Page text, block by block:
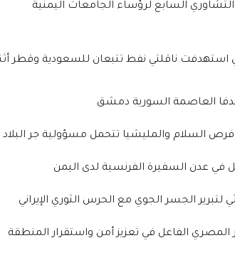
التشاوري السابع لرؤساء الجامعات اليمنية
التي استهدفت ناقلتي نفط تتبعان للسعودية وقطر
العاصمة السورية دمشق
السلام والمليشيا تتحمل مسؤولية جر البلاد
في عدن السفيرة الفرنسية لدى اليمن
لتبرير الجسر الجوي مع الحرس الثوري الإيراني
الفاعل في تعزيز أمن واستقرار المنطقة